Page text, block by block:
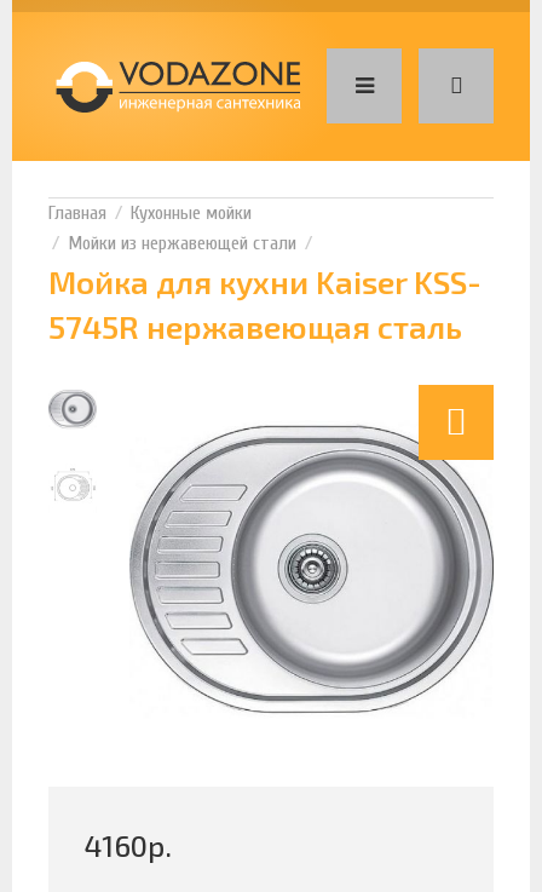
Кухонные мойки
Мойки из нержавеющей стали
Мойка для кухни Kaiser KSS-
5745R нержавеющая сталь
4160р.